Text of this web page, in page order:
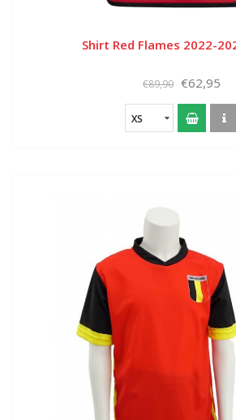
Shirt Red Flames 2022-
€89,90 €62,95
XS